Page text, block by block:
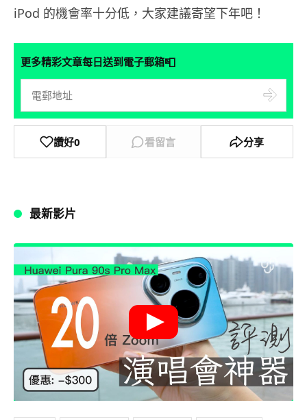
iPod 的機會率十分低，大家建議寄望下年吧！
更多精彩文章每日送到電子郵箱📮
讚好0 看留言 分享
最新影片